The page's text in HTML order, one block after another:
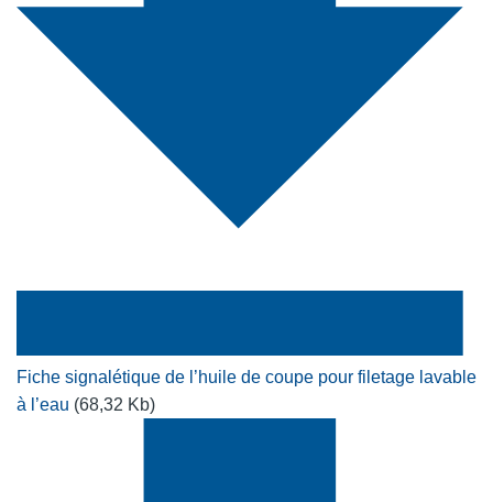
Fiche signalétique de l’huile de coupe pour filetage lavable
à l’eau (68,32 Kb)